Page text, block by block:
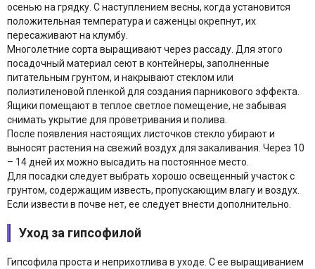
осенью на грядку. С наступлением весны, когда установится
положительная температура и саженцы окрепнут, их
пересаживают на клумбу.
Многолетние сорта выращивают через рассаду. Для этого
посадочный материал сеют в контейнеры, заполненные
питательным грунтом, и накрывают стеклом или
полиэтиленовой пленкой для создания парникового эффекта.
Ящики помещают в теплое светлое помещение, не забывая
снимать укрытие для проветривания и полива.
После появления настоящих листочков стекло убирают и
выносят растения на свежий воздух для закаливания. Через 10
– 14 дней их можно высадить на постоянное место.
Для посадки следует выбрать хорошо освещенный участок с
грунтом, содержащим известь, пропускающим влагу и воздух.
Если извести в почве нет, ее следует внести дополнительно.
Уход за гипсофилой
Гипсофила проста и неприхотлива в уходе. С ее выращиванием